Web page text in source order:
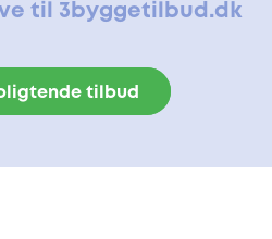
til 3byggetilbud.dk
tilbud